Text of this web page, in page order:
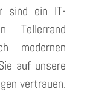
sind ein IT-
Tellerrand
modernen
auf unsere
vertrauen.